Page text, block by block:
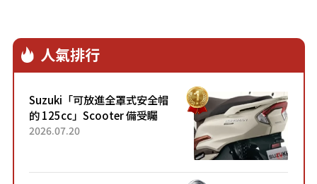
人氣排行
Suzuki「可放進全罩式安全帽
的 125cc」Scooter 備受矚
目！採用全新流線設計與各項
2026.07.20